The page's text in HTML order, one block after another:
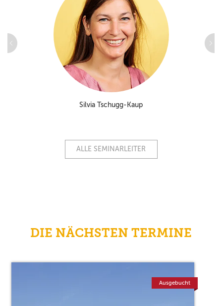
Silvia Tschugg-Kaup
ALLE SEMINARLEITER
DIE NÄCHSTEN TERMINE
Ausgebucht